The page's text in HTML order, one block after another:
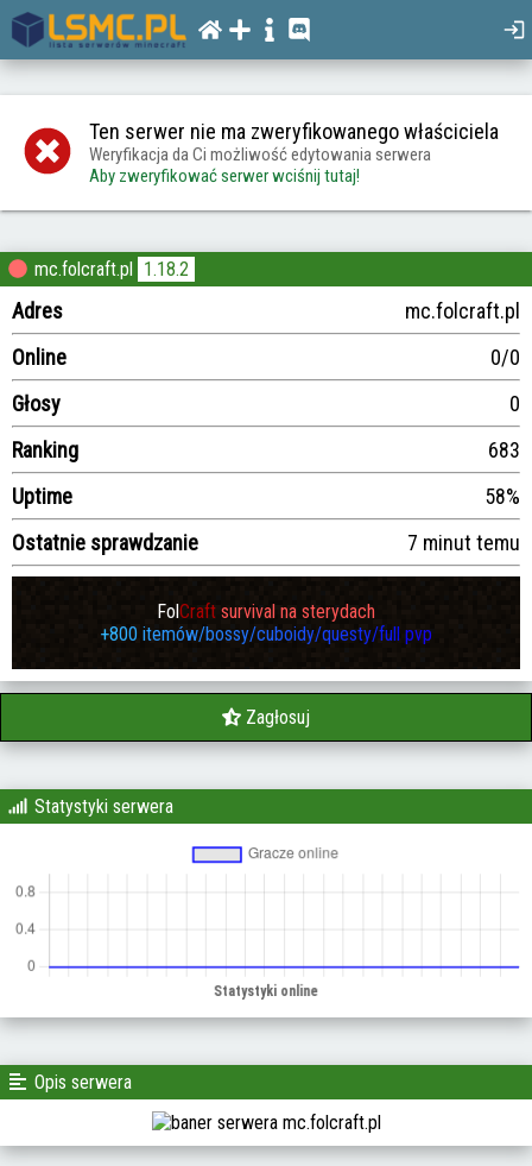
Ten serwer nie ma zweryfikowanego właściciela
Weryfikacja da Ci możliwość edytowania serwera
Aby zweryfikować serwer wciśnij tutaj!
mc.folcraft.pl 1.18.2
Adres
mc.folcraft.pl
Online
0/0
Głosy
0
Ranking
683
Uptime
58%
Ostatnie sprawdzanie
7 minut temu
FolCraft survival na sterydach
+800 itemów/bossy/cuboidy/questy/full pvp
Zagłosuj
Statystyki serwera
Opis serwera